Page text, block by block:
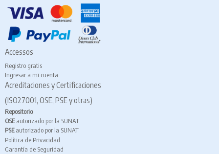
Accessos
Registro gratis
Ingresar a mi cuenta
Acreditaciones y Certificaciones
(ISO27001, OSE, PSE y otras)
Repositorio
OSEautorizado por la SUNAT
PSEautorizado por la SUNAT
Política de Privacidad
Garantía de Seguridad